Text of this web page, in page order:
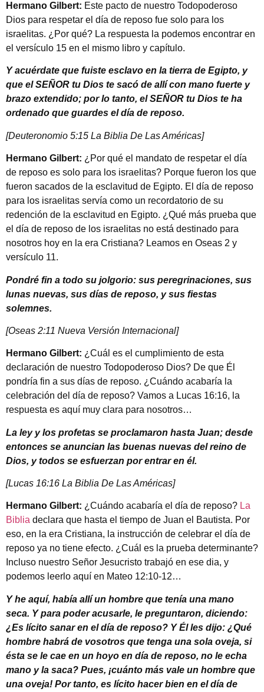
Hermano Gilbert: Este pacto de nuestro Todopoderoso
Dios para respetar el día de reposo fue solo para los
israelitas. ¿Por qué? La respuesta la podemos encontrar en
el versículo 15 en el mismo libro y capítulo.
Y acuérdate que fuiste esclavo en la tierra de Egipto, y
que el SEÑOR tu Dios te sacó de allí con mano fuerte y
brazo extendido; por lo tanto, el SEÑOR tu Dios te ha
ordenado que guardes el día de reposo.
[Deuteronomio 5:15 La Biblia De Las Américas]
Hermano Gilbert: ¿Por qué el mandato de respetar el día
de reposo es solo para los israelitas? Porque fueron los que
fueron sacados de la esclavitud de Egipto. El día de reposo
para los israelitas servía como un recordatorio de su
redención de la esclavitud en Egipto. ¿Qué más prueba que
el día de reposo de los israelitas no está destinado para
nosotros hoy en la era Cristiana? Leamos en Oseas 2 y
versículo 11.
Pondré fin a todo su jolgorio: sus peregrinaciones, sus
lunas nuevas, sus días de reposo, y sus fiestas
solemnes.
[Oseas 2:11 Nueva Versión Internacional]
Hermano Gilbert: ¿Cuál es el cumplimiento de esta
declaración de nuestro Todopoderoso Dios? De que Él
pondría fin a sus días de reposo. ¿Cuándo acabaría la
celebración del día de reposo? Vamos a Lucas 16:16, la
respuesta es aquí muy clara para nosotros…
La ley y los profetas se proclamaron hasta Juan; desde
entonces se anuncian las buenas nuevas del reino de
Dios, y todos se esfuerzan por entrar en él.
[Lucas 16:16 La Biblia De Las Américas]
Hermano Gilbert: ¿Cuándo acabaría el día de reposo? La
Biblia declara que hasta el tiempo de Juan el Bautista. Por
eso, en la era Cristiana, la instrucción de celebrar el día de
reposo ya no tiene efecto. ¿Cuál es la prueba determinante?
Incluso nuestro Señor Jesucristo trabajó en ese dia, y
podemos leerlo aquí en Mateo 12:10-12…
Y he aquí, había allí un hombre que tenía una mano
seca. Y para poder acusarle, le preguntaron, diciendo:
¿Es lícito sanar en el día de reposo? Y Él les dijo: ¿Qué
hombre habrá de vosotros que tenga una sola oveja, si
ésta se le cae en un hoyo en día de reposo, no le echa
mano y la saca? Pues, ¡cuánto más vale un hombre que
una oveja! Por tanto, es lícito hacer bien en el día de